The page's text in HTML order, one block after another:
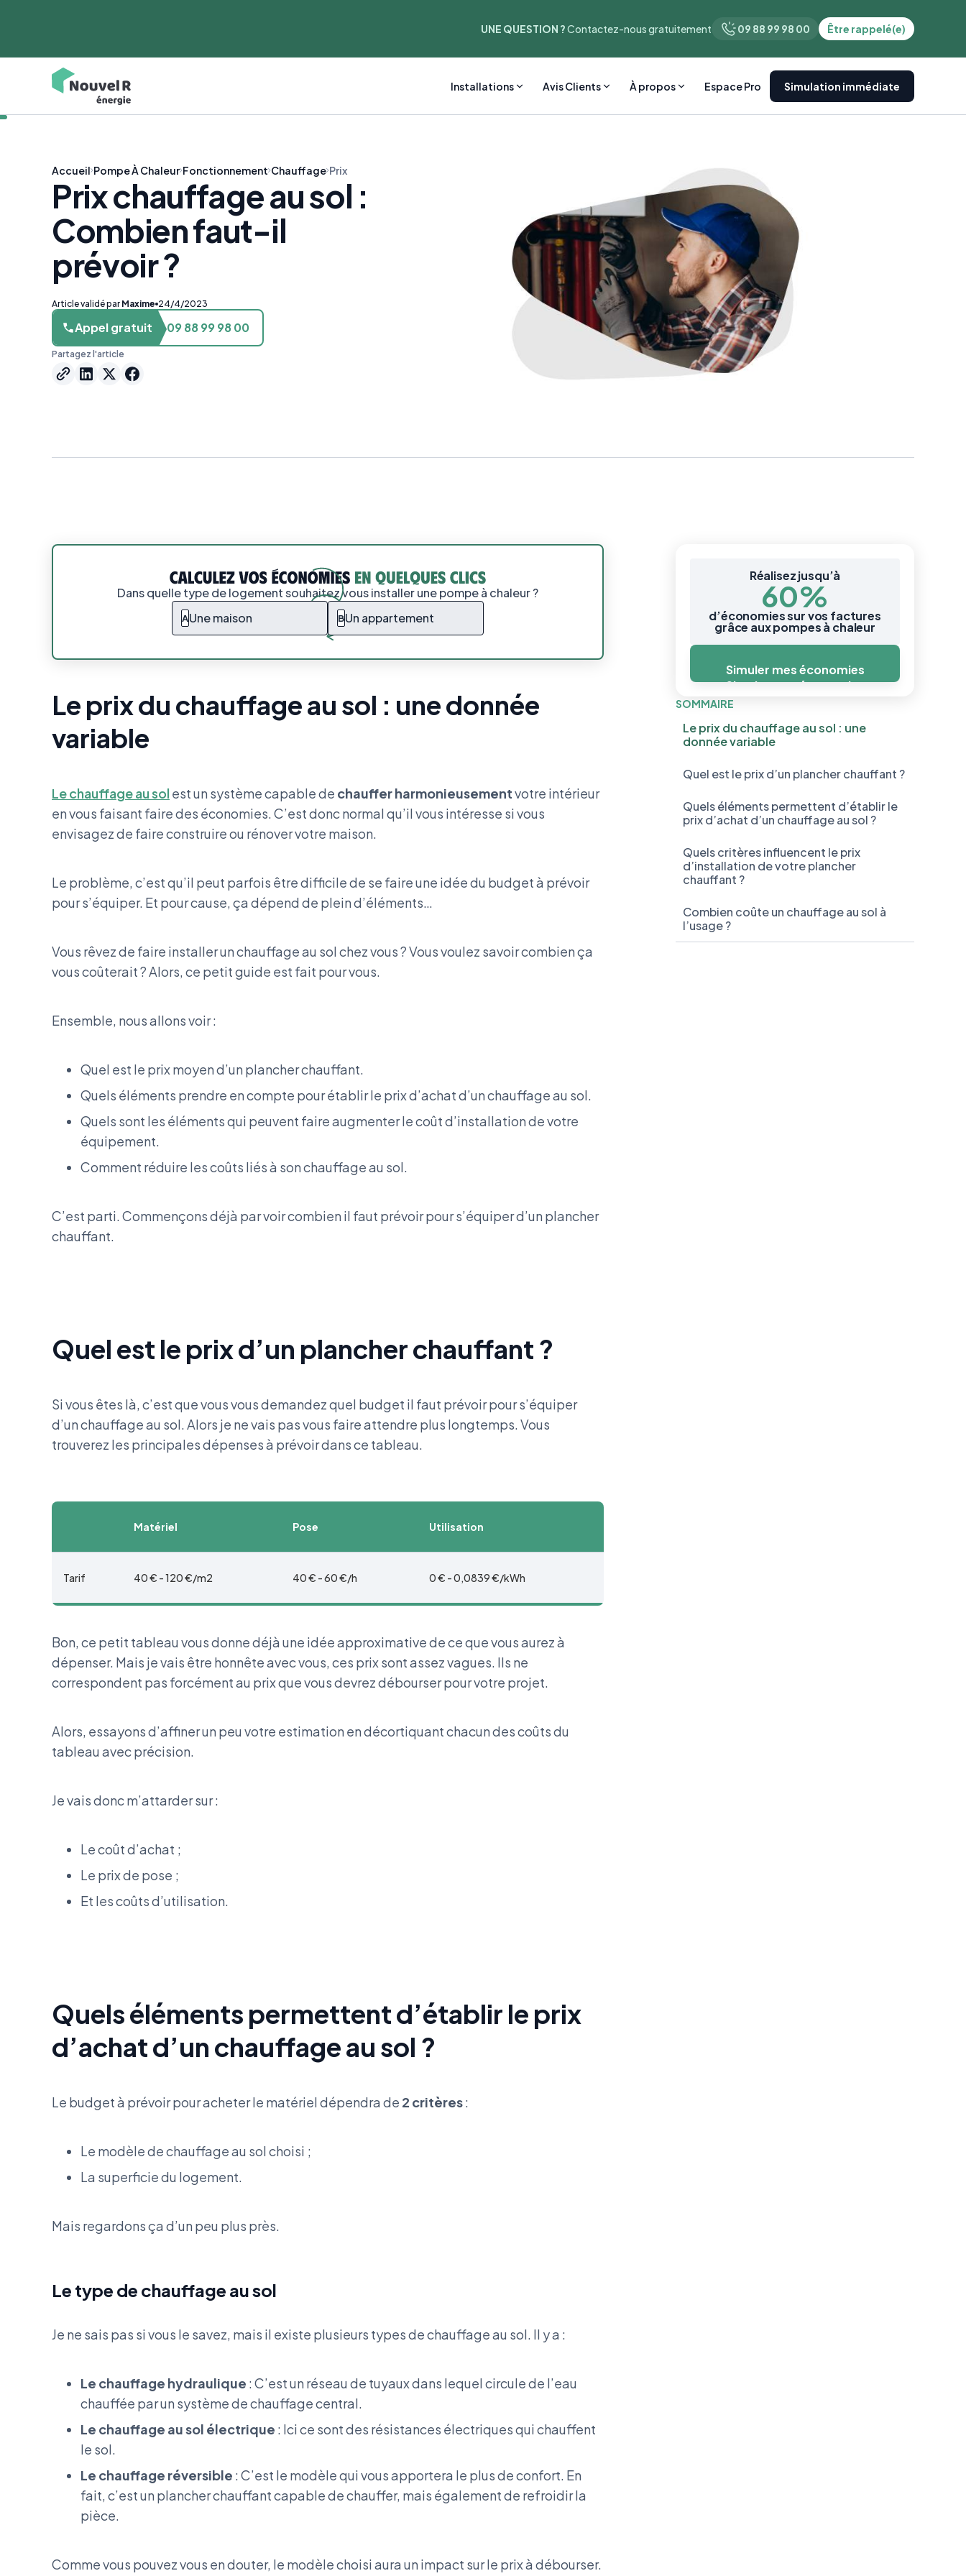
UNE QUESTION ?Contactez-nous gratuitement 09 88 99 98 00 Être rappelé(e)
Installations Avis Clients À propos Espace Pro Simulation immédiate
Accueil Pompe À Chaleur Fonctionnement Chauffage Prix
Prix chauffage au sol :
Combien faut-il
prévoir ?
Article validé par Maxime 24/4/2023
Appel gratuit 09 88 99 98 00
Partagez l'article
Dans quelle type de logement souhaitez vous installer une pompe à chaleur ?
AUne maison BUn appartement
Le prix du chauffage au sol : une donnée
variable
Le chauffage au sol est un système capable de chauffer harmonieusementvotre intérieur
en vous faisant faire des économies. C’est donc normal qu’il vous intéresse si vous
envisagez de faire construire ou rénover votre maison.
Le problème, c’est qu’il peut parfois être difficile de se faire une idée du budget à prévoir
pour s’équiper. Et pour cause, ça dépend de plein d’éléments…
Vous rêvez de faire installer un chauffage au sol chez vous ? Vous voulez savoir combien ça
vous coûterait ? Alors, ce petit guide est fait pour vous.
Ensemble, nous allons voir :
Quel est le prix moyen d’un plancher chauffant.
Quels éléments prendre en compte pour établir le prix d’achat d’un chauffage au sol.
Quels sont les éléments qui peuvent faire augmenter le coût d’installation de votre
équipement.
Comment réduire les coûts liés à son chauffage au sol.
C’est parti. Commençons déjà par voir combien il faut prévoir pour s’équiper d’un plancher
chauffant.
Quel est le prix d’un plancher chauffant ?
Si vous êtes là, c’est que vous vous demandez quel budget il faut prévoir pour s’équiper
d’un chauffage au sol. Alors je ne vais pas vous faire attendre plus longtemps. Vous
trouverez les principales dépenses à prévoir dans ce tableau.
Matériel Pose Utilisation
Tarif 40 € - 120 €/m2 40 € - 60 €/h 0 € - 0,0839 €/kWh
Bon, ce petit tableau vous donne déjà une idée approximative de ce que vous aurez à
dépenser. Mais je vais être honnête avec vous, ces prix sont assez vagues. Ils ne
correspondent pas forcément au prix que vous devrez débourser pour votre projet.
Alors, essayons d’affiner un peu votre estimation en décortiquant chacun des coûts du
tableau avec précision.
Je vais donc m’attarder sur :
Le coût d’achat ;
Le prix de pose ;
Et les coûts d’utilisation.
Quels éléments permettent d’établir le prix
d’achat d’un chauffage au sol ?
Le budget à prévoir pour acheter le matériel dépendra de 2 critères:
Le modèle de chauffage au sol choisi ;
La superficie du logement.
Mais regardons ça d’un peu plus près.
Le type de chauffage au sol
Je ne sais pas si vous le savez, mais il existe plusieurs types de chauffage au sol. Il y a :
Le chauffage hydraulique : C’est un réseau de tuyaux dans lequel circule de l’eau
chauffée par un système de chauffage central.
Le chauffage au sol électrique : Ici ce sont des résistances électriques qui chauffent
le sol.
Le chauffage réversible : C’est le modèle qui vous apportera le plus de confort. En
fait, c’est un plancher chauffant capable de chauffer, mais également de refroidir la
pièce.
Comme vous pouvez vous en douter, le modèle choisi aura un impact sur le prix à débourser.
Réalisez jusqu’à
60%
d’économies sur vos factures
grâce aux pompes à chaleur
Simuler mes économies
Simuler mes économies
SOMMAIRE
Le prix du chauffage au sol : une
donnée variable
Quel est le prix d’un plancher chauffant ?
Quels éléments permettent d’établir le
prix d’achat d’un chauffage au sol ?
Quels critères influencent le prix
d’installation de votre plancher
chauffant ?
Combien coûte un chauffage au sol à
l’usage ?